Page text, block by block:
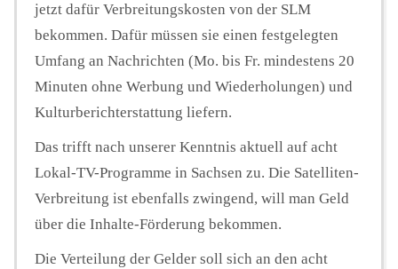
jetzt dafür Verbreitungskosten von der SLM
bekommen. Dafür müssen sie einen festgelegten
Umfang an Nachrichten (Mo. bis Fr. mindestens 20
Minuten ohne Werbung und Wiederholungen) und
Kulturberichterstattung liefern.
Das trifft nach unserer Kenntnis aktuell auf acht
Lokal-TV-Programme in Sachsen zu. Die Satelliten-
Verbreitung ist ebenfalls zwingend, will man Geld
über die Inhalte-Förderung bekommen.
Die Verteilung der Gelder soll sich an den acht